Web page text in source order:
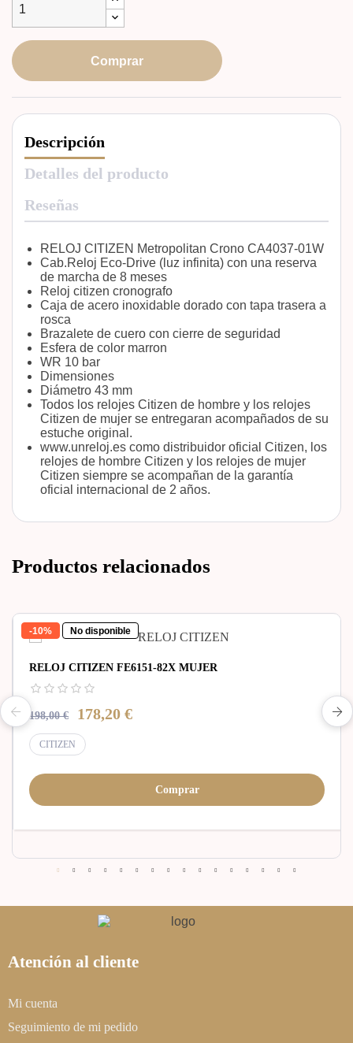
Comprar
Descripción
Detalles del producto
Reseñas
RELOJ CITIZEN Metropolitan Crono CA4037-01W
Cab.Reloj Eco-Drive (luz infinita) con una reserva
de marcha de 8 meses
Reloj citizen cronografo
Caja de acero inoxidable dorado con tapa trasera a
rosca
Brazalete de cuero con cierre de seguridad
Esfera de color marron
WR 10 bar
Dimensiones
Diámetro 43 mm
Todos los relojes Citizen de hombre y los relojes
Citizen de mujer se entregaran acompañados de su
estuche original.
www.unreloj.es como distribuidor oficial Citizen, los
relojes de hombre Citizen y los relojes de mujer
Citizen siempre se acompañan de la garantía
oficial internacional de 2 años.
Productos relacionados
-10% No disponible
RELOJ CITIZEN FE6151-82X MUJER
198,00 € 178,20 €
CITIZEN
Comprar
Atención al cliente
Mi cuenta
Seguimiento de mi pedido